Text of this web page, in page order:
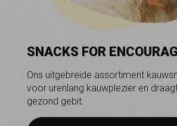
SNACKS FOR
Ons uitgebreide assortiment
voor urenlang kauwplezier en
gezond gebit.